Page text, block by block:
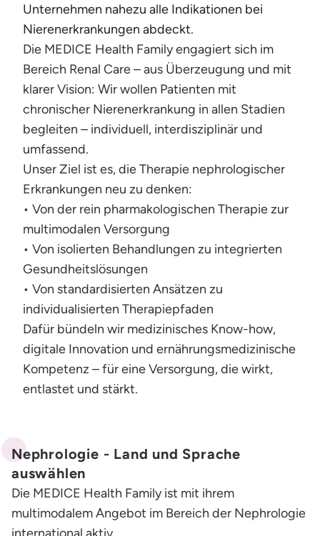
Unternehmen nahezu alle Indikationen bei
Nierenerkrankungen abdeckt.
Die MEDICE Health Family engagiert sich im
Bereich Renal Care – aus Überzeugung und mit
klarer Vision: Wir wollen Patienten mit
chronischer Nierenerkrankung in allen Stadien
begleiten – individuell, interdisziplinär und
umfassend.
Unser Ziel ist es, die Therapie nephrologischer
Erkrankungen neu zu denken:
• Von der rein pharmakologischen Therapie zur
multimodalen Versorgung
• Von isolierten Behandlungen zu integrierten
Gesundheitslösungen
• Von standardisierten Ansätzen zu
individualisierten Therapiepfaden
Dafür bündeln wir medizinisches Know-how,
digitale Innovation und ernährungsmedizinische
Kompetenz – für eine Versorgung, die wirkt,
entlastet und stärkt.
Nephrologie - Land und Sprache
auswählen
Die MEDICE Health Family ist mit ihrem
multimodalem Angebot im Bereich der Nephrologie